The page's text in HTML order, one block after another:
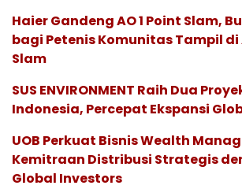
Haier Gandeng AO 1 Point Slam,
bagi Petenis Komunitas Tampil
Slam
SUS ENVIRONMENT Raih Dua
Indonesia, Percepat Ekspansi
UOB Perkuat Bisnis Wealth
Kemitraan Distribusi Strategis
Global Investors